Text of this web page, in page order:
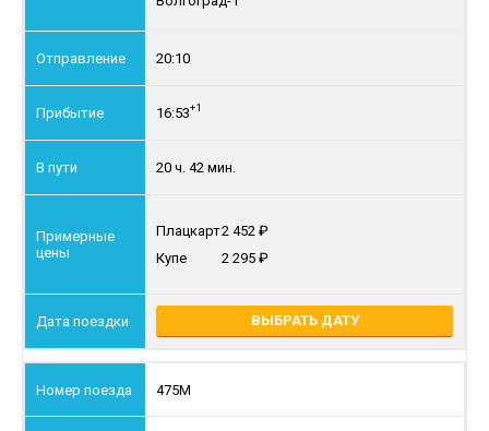
20:10
16:53+1
20 ч. 42 мин.
Плацкарт2 452
Купе
2 295
ВЫБРАТЬ ДАТУ
475М